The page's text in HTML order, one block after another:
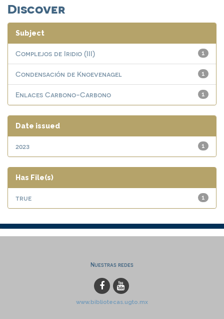
Discover
Subject
1
Complejos de Iridio (III)
1
Condensación de Knoevenagel
1
Enlaces Carbono-Carbono
Date issued
1
2023
Has File(s)
1
true
Nuestras redes
www.bibliotecas.ugto.mx